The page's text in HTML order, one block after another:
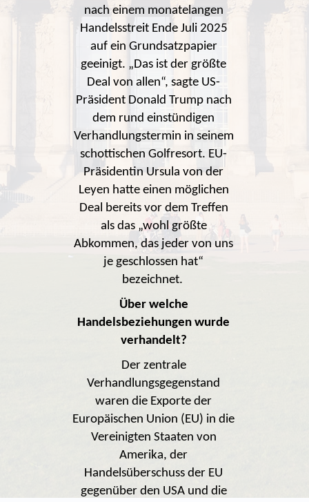
nach einem monatelangen
Handelsstreit Ende Juli 2025
auf ein Grundsatzpapier
geeinigt. „Das ist der größte
Deal von allen“, sagte US-
Präsident Donald Trump nach
dem rund einstündigen
Verhandlungstermin in seinem
schottischen Golfresort. EU-
Präsidentin Ursula von der
Leyen hatte einen möglichen
Deal bereits vor dem Treffen
als das „wohl größte
Abkommen, das jeder von uns
je geschlossen hat“
bezeichnet.
Über welche
Handelsbeziehungen wurde
verhandelt?
Der zentrale
Verhandlungsgegenstand
waren die Exporte der
Europäischen Union (EU) in die
Vereinigten Staaten von
Amerika, der
Handelsüberschuss der EU
gegenüber den USA und die